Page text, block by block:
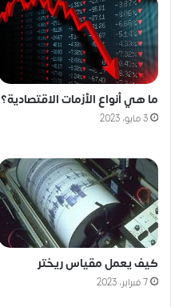
ما هي أنواع الأزمات الاقتصادية؟
3 مايو، 2023
كيف يعمل مقياس ريختر
7 فبراير، 2023